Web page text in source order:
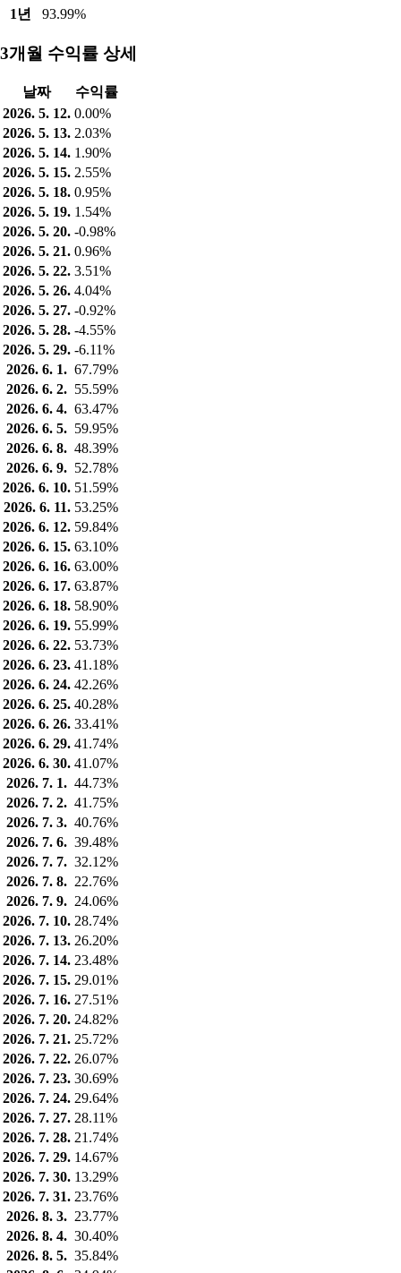
1년
93.99%
3개월 수익률 상세
날짜
수익률
2026. 5. 12. 0.00%
2026. 5. 13. 2.03%
2026. 5. 14. 1.90%
2026. 5. 15. 2.55%
2026. 5. 18. 0.95%
2026. 5. 19. 1.54%
2026. 5. 20. -0.98%
2026. 5. 21. 0.96%
2026. 5. 22. 3.51%
2026. 5. 26. 4.04%
2026. 5. 27. -0.92%
2026. 5. 28. -4.55%
2026. 5. 29. -6.11%
2026. 6. 1. 67.79%
2026. 6. 2. 55.59%
2026. 6. 4. 63.47%
2026. 6. 5. 59.95%
2026. 6. 8. 48.39%
2026. 6. 9. 52.78%
2026. 6. 10. 51.59%
2026. 6. 11. 53.25%
2026. 6. 12. 59.84%
2026. 6. 15. 63.10%
2026. 6. 16. 63.00%
2026. 6. 17. 63.87%
2026. 6. 18. 58.90%
2026. 6. 19. 55.99%
2026. 6. 22. 53.73%
2026. 6. 23. 41.18%
2026. 6. 24. 42.26%
2026. 6. 25. 40.28%
2026. 6. 26. 33.41%
2026. 6. 29. 41.74%
2026. 6. 30. 41.07%
2026. 7. 1. 44.73%
2026. 7. 2. 41.75%
2026. 7. 3. 40.76%
2026. 7. 6. 39.48%
2026. 7. 7. 32.12%
2026. 7. 8. 22.76%
2026. 7. 9. 24.06%
2026. 7. 10. 28.74%
2026. 7. 13. 26.20%
2026. 7. 14. 23.48%
2026. 7. 15. 29.01%
2026. 7. 16. 27.51%
2026. 7. 20. 24.82%
2026. 7. 21. 25.72%
2026. 7. 22. 26.07%
2026. 7. 23. 30.69%
2026. 7. 24. 29.64%
2026. 7. 27. 28.11%
2026. 7. 28. 21.74%
2026. 7. 29. 14.67%
2026. 7. 30. 13.29%
2026. 7. 31. 23.76%
2026. 8. 3. 23.77%
2026. 8. 4. 30.40%
2026. 8. 5. 35.84%